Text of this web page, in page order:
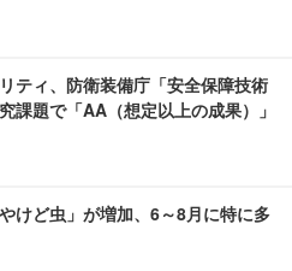
ティ、防衛装備庁「安全保障技術
課題で「AA（想定以上の成果）」
けど虫」が増加、6～8月に特に多